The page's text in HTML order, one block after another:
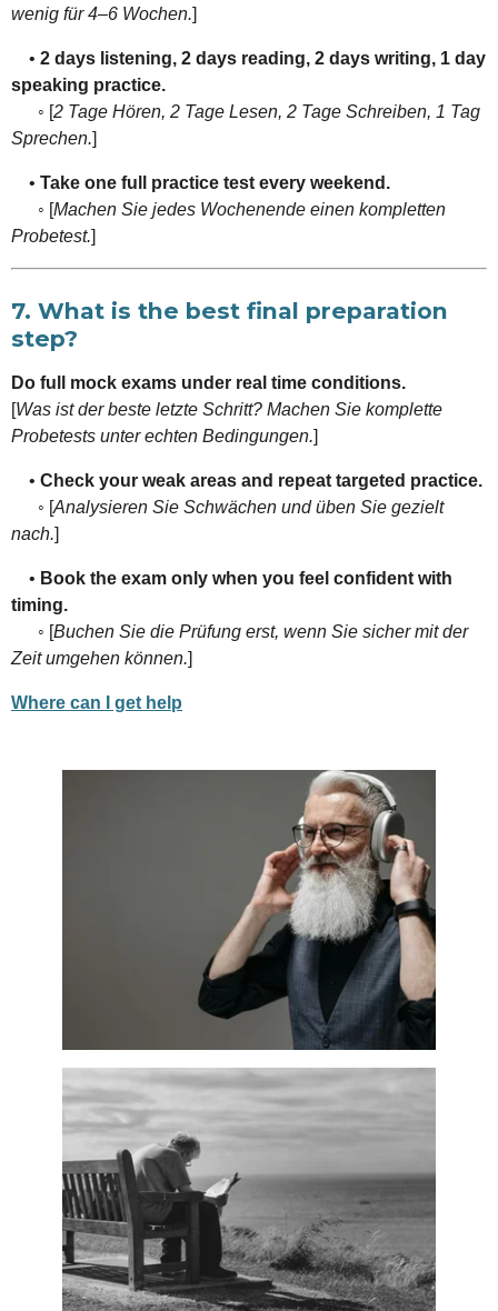
wenig für 4–6 Wochen.]
• 2 days listening, 2 days reading, 2 days writing, 1 day
speaking practice.
◦ [2 Tage Hören, 2 Tage Lesen, 2 Tage Schreiben, 1 Tag
Sprechen.]
• Take one full practice test every weekend.
◦ [Machen Sie jedes Wochenende einen kompletten
Probetest.]
7. What is the best final preparation
step?
Do full mock exams under real time conditions.
[Was ist der beste letzte Schritt? Machen Sie komplette
Probetests unter echten Bedingungen.]
• Check your weak areas and repeat targeted practice.
◦ [Analysieren Sie Schwächen und üben Sie gezielt
nach.]
• Book the exam only when you feel confident with
timing.
◦ [Buchen Sie die Prüfung erst, wenn Sie sicher mit der
Zeit umgehen können.]
Where can I get help